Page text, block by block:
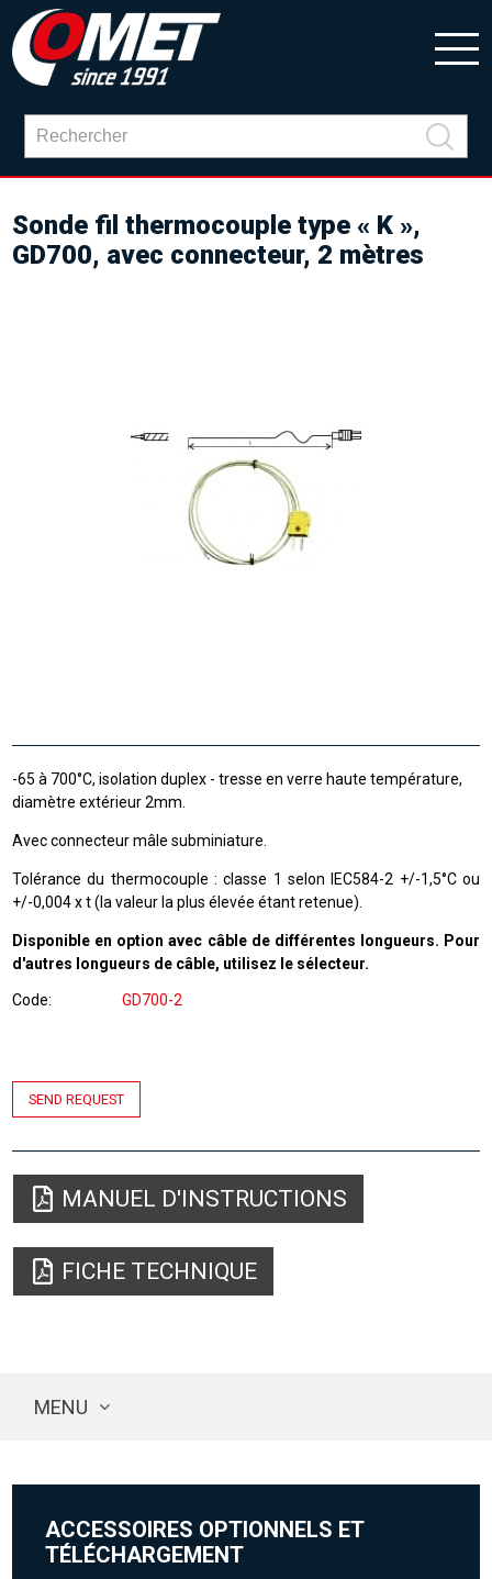
Sonde fil thermocouple type « K »,
GD700, avec connecteur, 2 mètres
-65 à 700°C, isolation duplex - tresse en verre haute température,
diamètre extérieur 2mm.
Avec connecteur mâle subminiature.
Tolérance du thermocouple : classe 1 selon IEC584-2 +/-1,5°C ou
+/-0,004 x t (la valeur la plus élevée étant retenue).
Disponible en option avec câble de différentes longueurs. Pour
d'autres longueurs de câble, utilisez le sélecteur.
Code GD700-2
SEND REQUEST
MANUEL D'INSTRUCTIONS
FICHE TECHNIQUE
MENU
ACCESSOIRES OPTIONNELS ET
TÉLÉCHARGEMENT